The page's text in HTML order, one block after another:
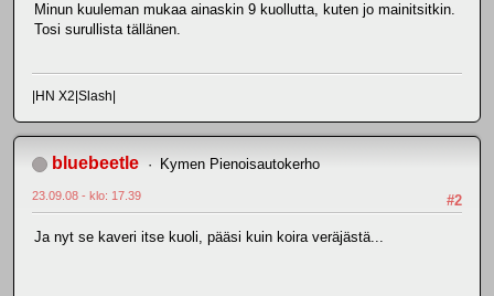
Minun kuuleman mukaa ainaskin 9 kuollutta, kuten jo mainitsitkin.
Tosi surullista tällänen.
|HN X2|Slash|
bluebeetle Kymen Pienoisautokerho
#2
23.09.08 - klo: 17.39
Ja nyt se kaveri itse kuoli, pääsi kuin koira veräjästä...